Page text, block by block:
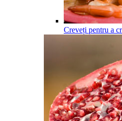
Creveți pentru a